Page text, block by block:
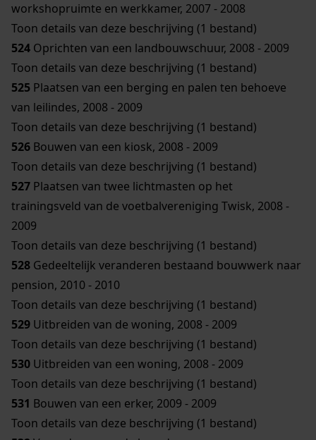
workshopruimte en werkkamer, 2007 - 2008
Toon details van deze beschrijving (1 bestand)
524 Oprichten van een landbouwschuur, 2008 - 2009
Toon details van deze beschrijving (1 bestand)
525 Plaatsen van een berging en palen ten behoeve
van leilindes, 2008 - 2009
Toon details van deze beschrijving (1 bestand)
526 Bouwen van een kiosk, 2008 - 2009
Toon details van deze beschrijving (1 bestand)
527 Plaatsen van twee lichtmasten op het
trainingsveld van de voetbalvereniging Twisk, 2008 -
2009
Toon details van deze beschrijving (1 bestand)
528 Gedeeltelijk veranderen bestaand bouwwerk naar
pension, 2010 - 2010
Toon details van deze beschrijving (1 bestand)
529 Uitbreiden van de woning, 2008 - 2009
Toon details van deze beschrijving (1 bestand)
530 Uitbreiden van een woning, 2008 - 2009
Toon details van deze beschrijving (1 bestand)
531 Bouwen van een erker, 2009 - 2009
Toon details van deze beschrijving (1 bestand)